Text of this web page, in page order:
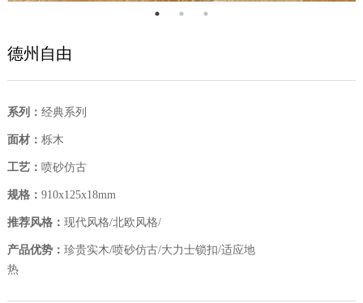
德州自由
系列： 经典系列
面材： 栎木
工艺： 喷砂仿古
规格： 910x125x18mm
推荐风格： 现代风格/北欧风格/
产品优势： 珍贵实木/喷砂仿古/大力士锁扣/适应地
热